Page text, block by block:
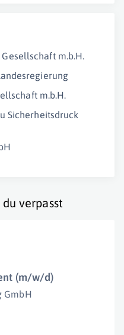
m.b.H.
m.b.H.
Sicherheitsdruck
du verpasst
(m/w/d)
GmbH